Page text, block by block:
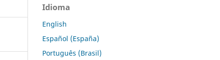
Idioma
English
Español (España)
Português (Brasil)